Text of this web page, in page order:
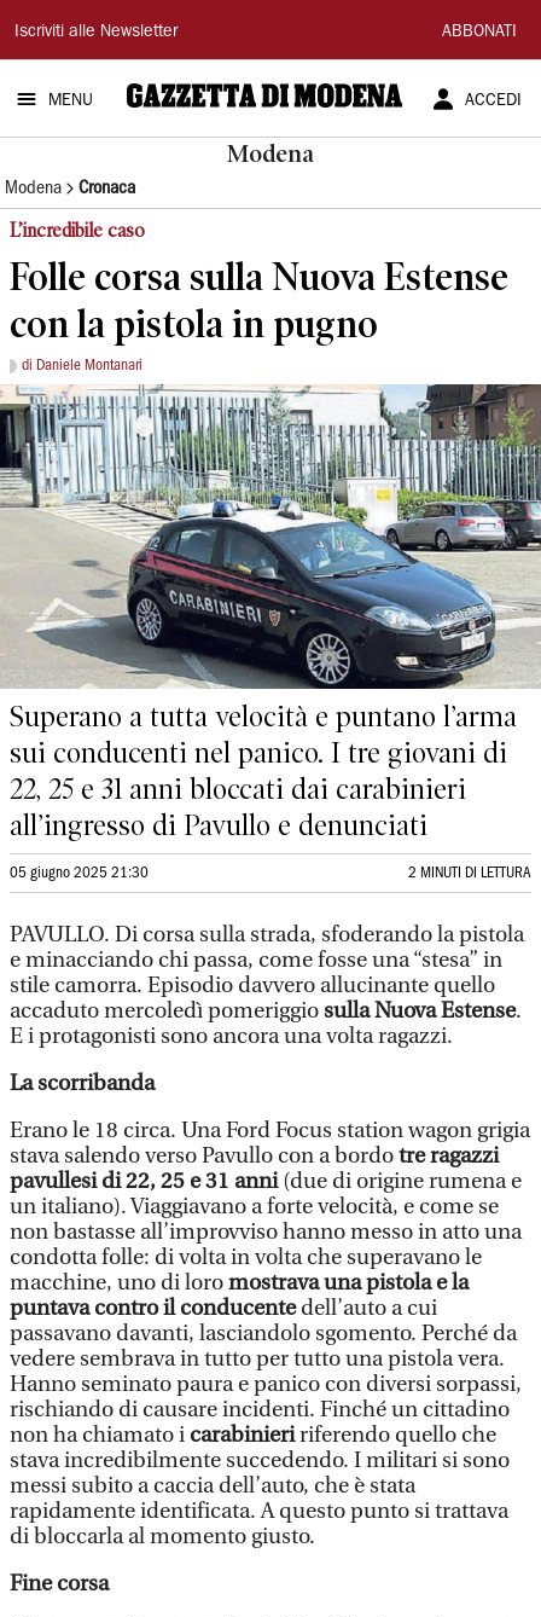
Gazzetta
di
Modena
Iscriviti alle Newsletter ABBONATI
MENU ACCEDI
Modena
Modena Cronaca
L’incredibile caso
Folle corsa sulla Nuova Estense
con la pistola in pugno
di Daniele Montanari
Superano a tutta velocità e puntano l’arma
sui conducenti nel panico. I tre giovani di
22, 25 e 31 anni bloccati dai carabinieri
all’ingresso di Pavullo e denunciati
05 giugno 2025 21:30 2 MINUTI DI LETTURA
PAVULLO. Di corsa sulla strada, sfoderando la pistola
e minacciando chi passa, come fosse una “stesa” in
stile camorra. Episodio davvero allucinante quello
accaduto mercoledì pomeriggiosulla Nuova Estense.
E i protagonisti sono ancora una volta ragazzi.
La scorribanda
Erano le 18 circa. Una Ford Focus station wagon grigia
stava salendo verso Pavullo con a bordotre ragazzi
pavullesi di 22, 25 e 31 anni(due di origine rumena e
un italiano). Viaggiavano a forte velocità, e come se
non bastasse all’improvviso hanno messo in atto una
condotta folle: di volta in volta che superavano le
macchine, uno di loromostrava una pistola e la
puntava contro il conducentedell’auto a cui
passavano davanti, lasciandolo sgomento. Perché da
vedere sembrava in tutto per tutto una pistola vera.
Hanno seminato paura e panico con diversi sorpassi,
rischiando di causare incidenti. Finché un cittadino
non ha chiamato i carabinieririferendo quello che
stava incredibilmente succedendo. I militari si sono
messi subito a caccia dell’auto, che è stata
rapidamente identificata. A questo punto si trattava
di bloccarla al momento giusto.
Fine corsa